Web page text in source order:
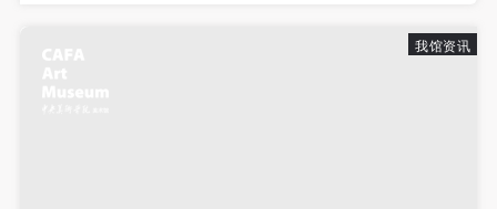
我馆资讯